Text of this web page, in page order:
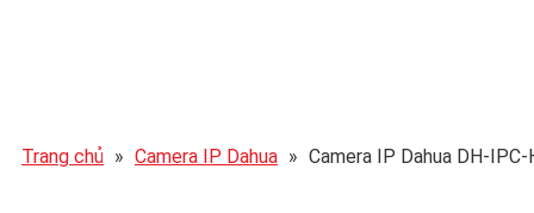
Trang chủ » Camera IP Dahua » Camera IP Dahua DH-